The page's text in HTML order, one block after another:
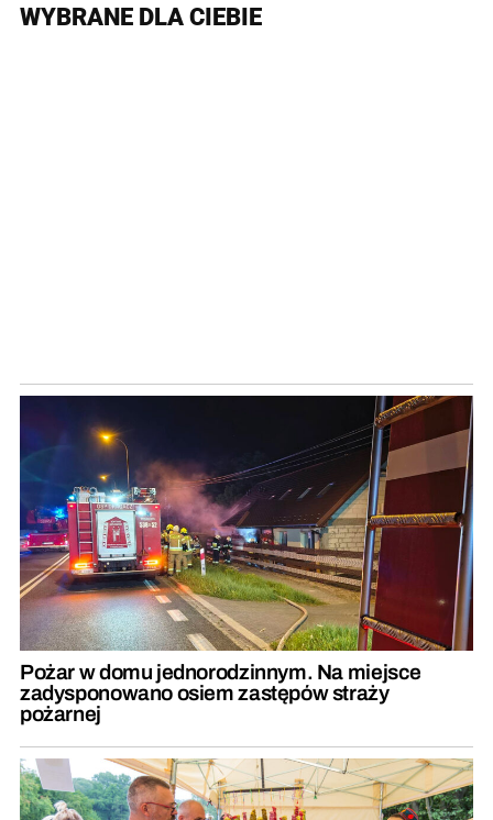
WYBRANE DLA CIEBIE
Pożar w domu jednorodzinnym. Na miejsce
zadysponowano osiem zastępów straży
pożarnej